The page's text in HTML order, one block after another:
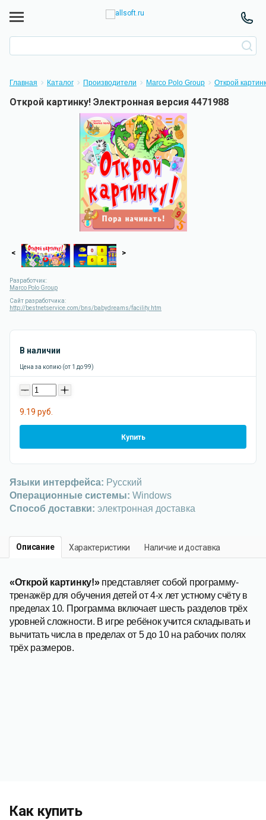
Главная Каталог Производители Marco Polo Group Открой
Открой картинку! Электронная версия 4471988
< >
Разработчик:
Marco Polo Group
Сайт разработчика:
http://bestnetservice.com/bns/babydreams/facility.htm
В наличии
Цена за копию (от 1 до 99)
- +
9.19 руб.
Купить
Языки интерфейса: Русский
Операционные системы: Windows
Способ доставки: электронная доставка
Описание Характеристики Наличие и доставка
«Открой картинку!»представляет собой программу-
тренажёр для обучения детей от 4-х лет устному счёту в
пределах 10. Программа включает шесть разделов трёх
уровней сложности. В игре ребёнок учится складывать и
вычитать числа в пределах от 5 до 10 на рабочих полях
трёх размеров.
Как купить